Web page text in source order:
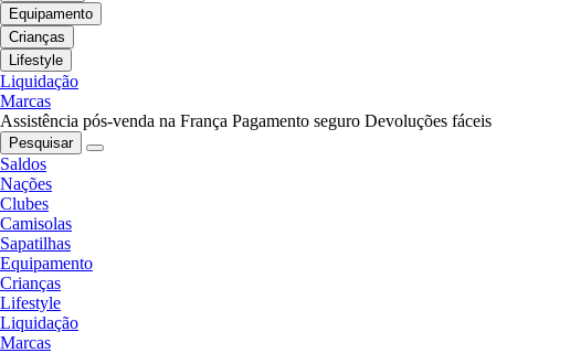
Equipamento
Crianças
Lifestyle
Liquidação
Marcas
Assistência pós-venda na França Pagamento seguro Devoluções fáceis
Pesquisar
Saldos
Nações
Clubes
Camisolas
Sapatilhas
Equipamento
Crianças
Lifestyle
Liquidação
Marcas